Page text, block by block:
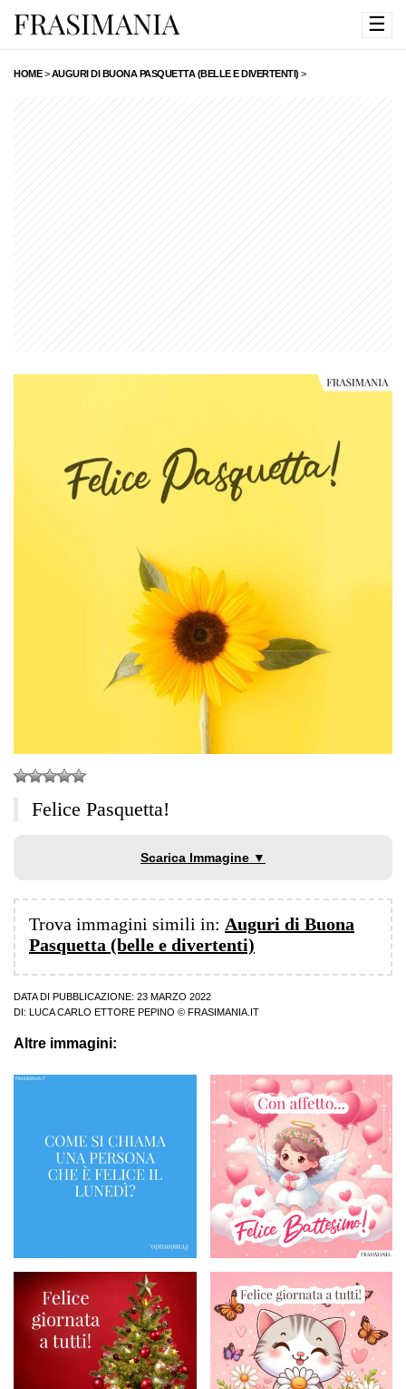
☰
HOME>AUGURI DI BUONA PASQUETTA (BELLE E DIVERTENTI) >
Felice Pasquetta!
Scarica Immagine ▼
Trova immagini simili in: Auguri di Buona
Pasquetta (belle e divertenti)
DATA DI PUBBLICAZIONE: 23 MARZO 2022
DI:
LUCA CARLO ETTORE PEPINO © FRASIMANIA.IT
Altre immagini: